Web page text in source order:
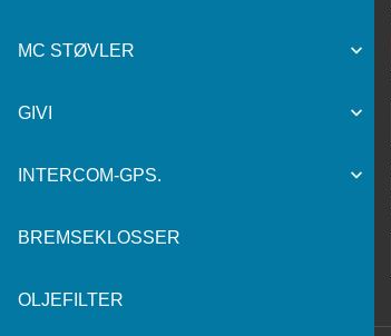
MC STØVLER
GIVI
INTERCOM-GPS.
BREMSEKLOSSER
OLJEFILTER